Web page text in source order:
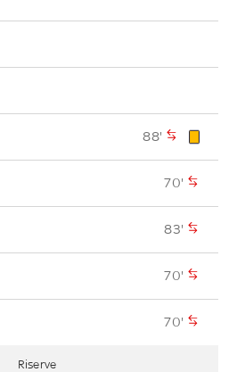
88'
70'
83'
70'
70'
Riserve